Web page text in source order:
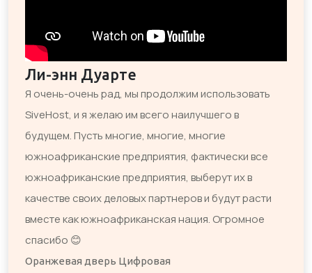
Ли-энн Дуарте
Я очень-очень рад, мы продолжим использовать
SiveHost, и я желаю им всего наилучшего в
будущем. Пусть многие, многие, многие
южноафриканские предприятия, фактически все
южноафриканские предприятия, выберут их в
качестве своих деловых партнеров и будут расти
вместе как южноафриканская нация. Огромное
спасибо 😊
Оранжевая дверь Цифровая